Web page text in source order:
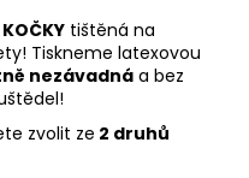
KOČKY tištěná na
Tiskneme latexovou
nezávadná a bez
zvolit ze 2 druhů